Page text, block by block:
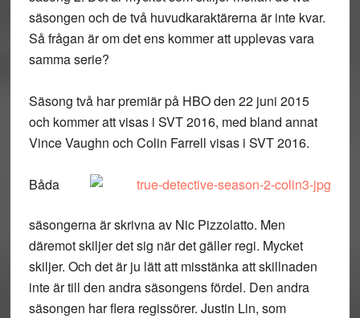
säsongen och de två huvudkaraktärerna är inte kvar.
Så frågan är om det ens kommer att upplevas vara
samma serie?
Säsong två har premiär på HBO den 22 juni 2015
och kommer att visas i SVT 2016, med bland annat
Vince Vaughn och Colin Farrell visas i SVT 2016.
Båda
säsongerna är skrivna av Nic Pizzolatto. Men
däremot skiljer det sig när det gäller regi. Mycket
skiljer. Och det är ju lätt att misstänka att skillnaden
inte är till den andra säsongens fördel. Den andra
säsongen har flera regissörer. Justin Lin, som